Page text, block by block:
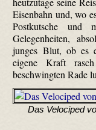
Eisenbahn und, wo
Postkutsche und
Gelegenheiten,
junges Blut, ob es
eigene Kraft
beschwingten Rade
Das Velociped